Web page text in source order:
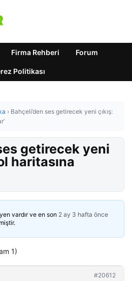
Firma Rehberi Forum
Politikası
› Bahçeli’den ses getirecek yeni çıkış:
getirecek yeni
haritasına
vardır ve en son 2 ay 3 hafta önce
1)
#20612